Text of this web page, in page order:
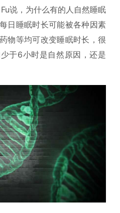
说，为什么有的人自然睡眠
日睡眠时长可能被各种因素
物等均可改变睡眠时长，很
于6小时是自然原因，还是